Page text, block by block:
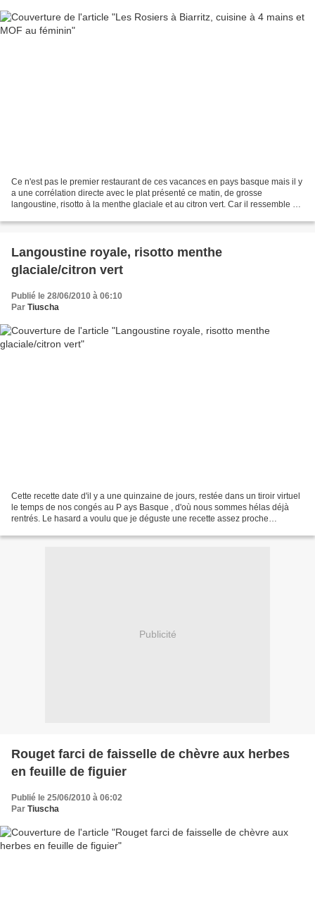
Ce n'est pas le premier restaurant de ces vacances en pays basque mais il y
a une corrélation directe avec le plat présenté ce matin, de grosse
langoustine, risotto à la menthe glaciale et au citron vert. Car il ressemble à
Langoustine royale, risotto menthe
glaciale/citron vert
Publié le 28/06/2010 à 06:10
Par Tiuscha
Cette recette date d'il y a une quinzaine de jours, restée dans un tiroir virtuel
le temps de nos congés au P ays Basque , d'où nous sommes hélas déjà
rentrés. Le hasard a voulu que je déguste une recette assez proche
Publicité
Rouget farci de faisselle de chèvre aux herbes
en feuille de figuier
Publié le 25/06/2010 à 06:02
Par Tiuscha